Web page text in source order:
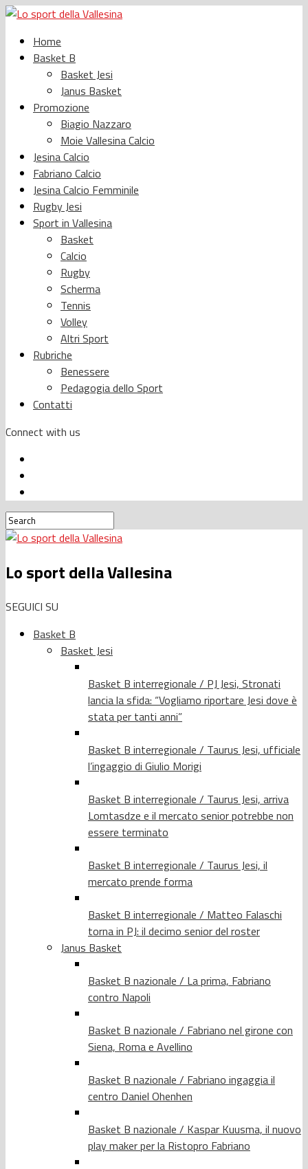
Home
Basket B
Basket Jesi
Janus Basket
Promozione
Biagio Nazzaro
Moie Vallesina Calcio
Jesina Calcio
Fabriano Calcio
Jesina Calcio Femminile
Rugby Jesi
Sport in Vallesina
Basket
Calcio
Rugby
Scherma
Tennis
Volley
Altri Sport
Rubriche
Benessere
Pedagogia dello Sport
Contatti
Connect with us
Lo sport della Vallesina
SEGUICI SU
Basket B
Basket Jesi
Basket B interregionale / PJ Jesi, Stronati
lancia la sfida: “Vogliamo riportare Jesi dove è
stata per tanti anni”
Basket B interregionale / Taurus Jesi, ufficiale
l’ingaggio di Giulio Morigi
Basket B interregionale / Taurus Jesi, arriva
Lomtasdze e il mercato senior potrebbe non
essere terminato
Basket B interregionale / Taurus Jesi, il
mercato prende forma
Basket B interregionale / Matteo Falaschi
torna in PJ: il decimo senior del roster
Janus Basket
Basket B nazionale / La prima, Fabriano
contro Napoli
Basket B nazionale / Fabriano nel girone con
Siena, Roma e Avellino
Basket B nazionale / Fabriano ingaggia il
centro Daniel Ohenhen
Basket B nazionale / Kaspar Kuusma, il nuovo
play maker per la Ristopro Fabriano